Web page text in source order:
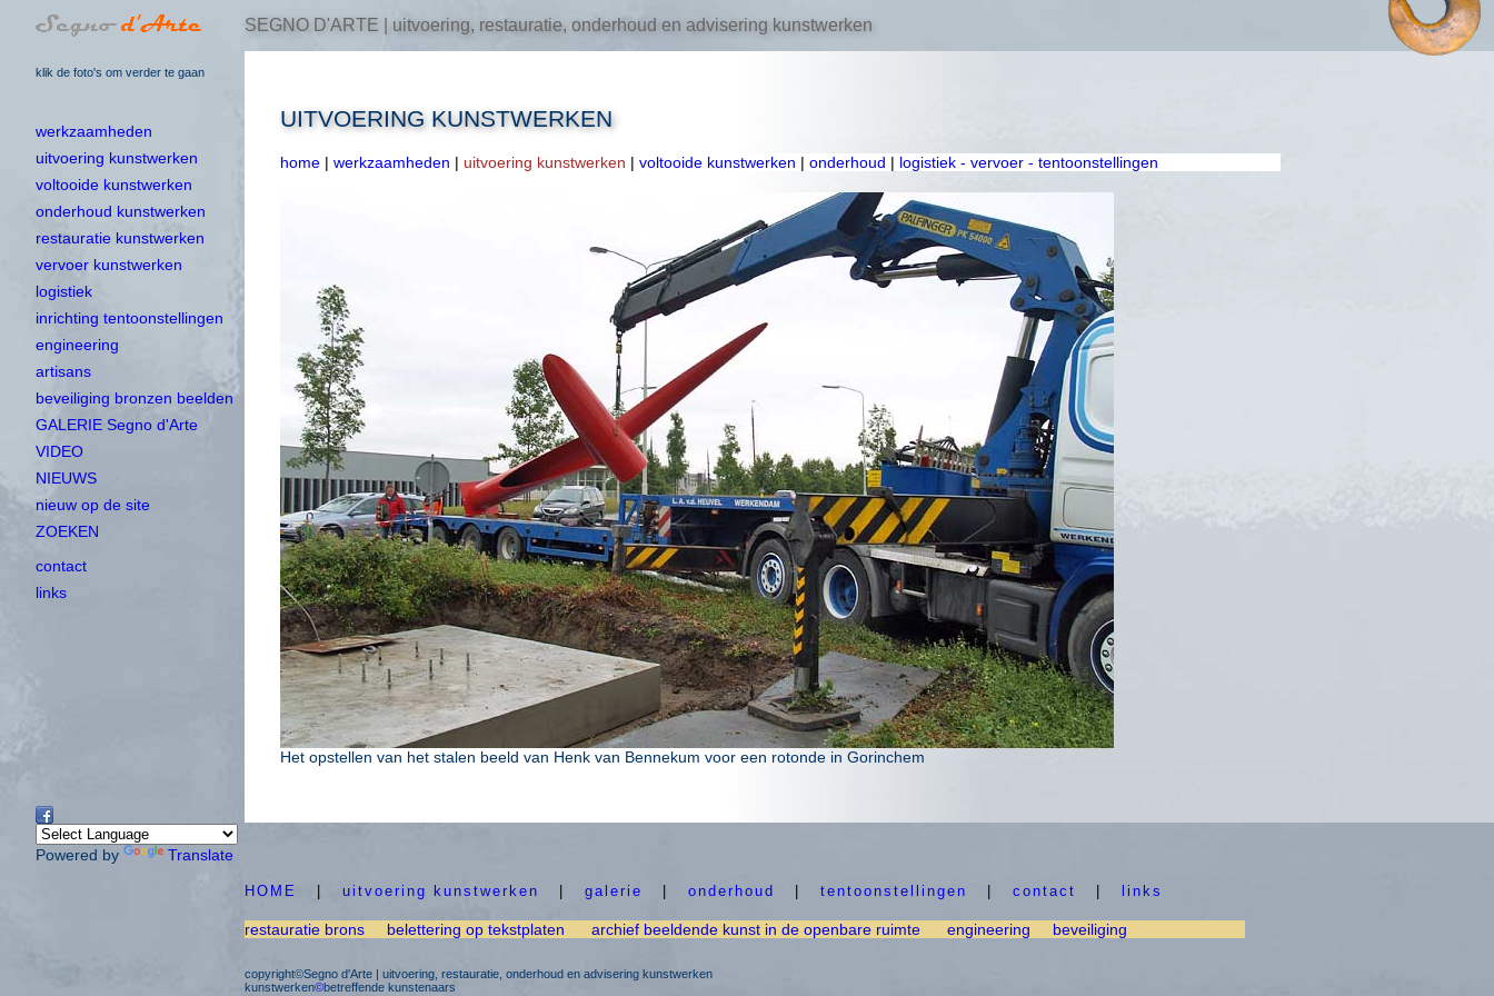
klik de foto's om verder te gaan
SEGNO D'ARTE | uitvoering, restauratie, onderhoud en advisering kunstwerken
werkzaamheden
uitvoering kunstwerken
voltooide kunstwerken
onderhoud kunstwerken
restauratie kunstwerken
vervoer kunstwerken
logistiek
inrichting tentoonstellingen
engineering
artisans
beveiliging bronzen beelden
GALERIE Segno d'Arte
VIDEO
NIEUWS
nieuw op de site
ZOEKEN
contact
links
Powered by Translate
UITVOERING KUNSTWERKEN
home | werkzaamheden | uitvoering kunstwerken | voltooide kunstwerken | onderhoud | logistiek - vervoer - tentoonstellingen
Het opstellen van het stalen beeld van Henk van Bennekum voor een rotonde in Gorinchem
HOME uitvoering kunstwerken galerie onderhoud tentoonstellingen contact links
restauratie brons belettering op tekstplaten archief beeldende kunst in de openbare ruimte engineering beveiliging
copyright©Segno d'Arte | uitvoering, restauratie, onderhoud en advisering kunstwerken
kunstwerken©betreffende kunstenaars